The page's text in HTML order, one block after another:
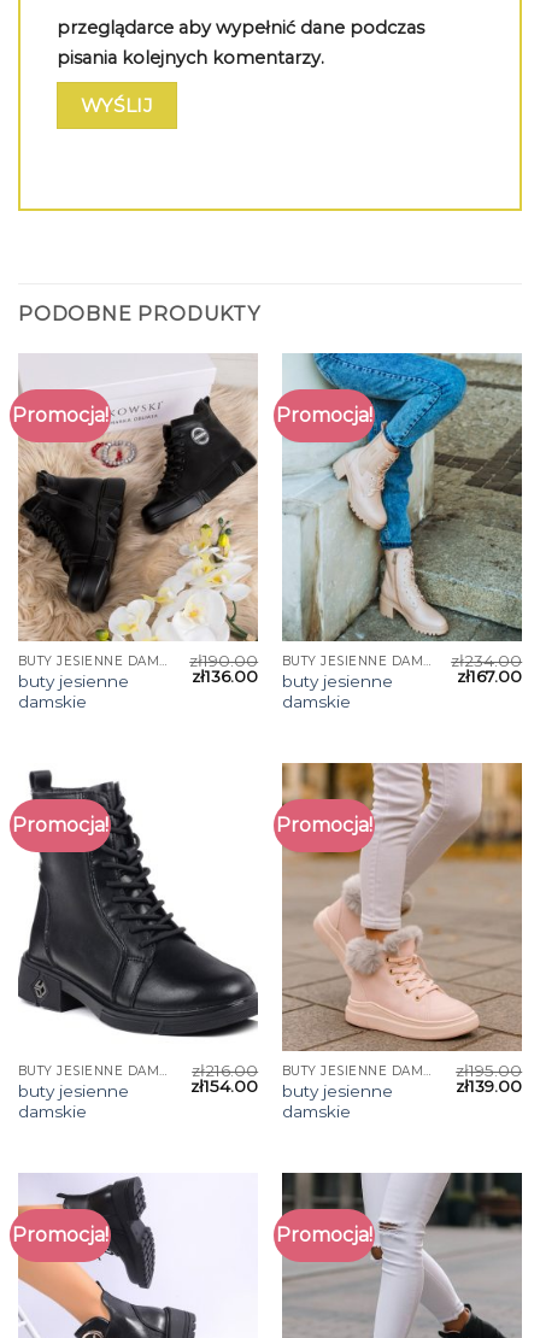
przeglądarce aby wypełnić dane podczas
pisania kolejnych komentarzy.
PODOBNE PRODUKTY
Promocja!
buty jesienne
damskie
zł190.00
zł136.00
Promocja!
buty jesienne
damskie
zł234.00
zł167.00
Promocja!
BUTY JESIENNE DAMSKIE
buty jesienne
damskie
zł216.00
zł154.00
Promocja!
BUTY JESIENNE DAMSKIE
buty jesienne
damskie
zł195.00
zł139.00
Promocja! Promocja!